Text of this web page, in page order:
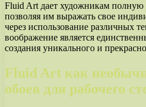
Fluid Art дает художникам полную
позволяя им выражать свое
через использование различных
воображение является
создания уникального и
Fluid Art как
обоев для рабочего